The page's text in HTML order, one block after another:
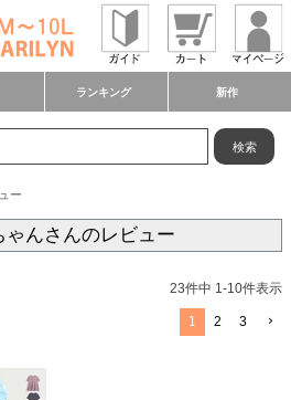
ランキング 新作
検索
ー
ゃんさんのレビュー
23件中 1-10件表示
1 2 3